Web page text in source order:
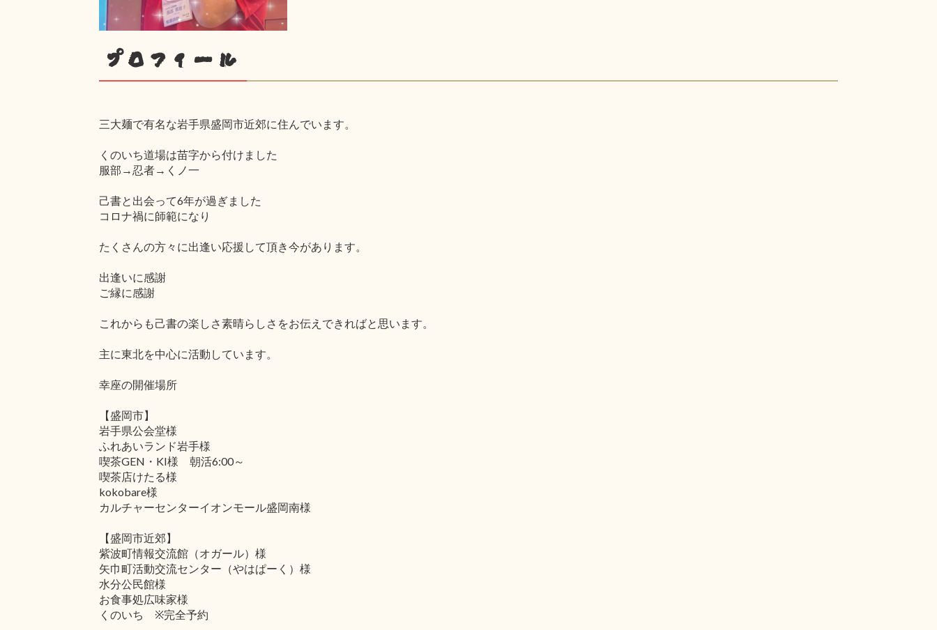
プロフィール
三大麺で有名な岩手県盛岡市近郊に住んでいます。
くのいち道場は苗字から付けました
服部→忍者→くノ一
己書と出会って6年が過ぎました
コロナ禍に師範になり
たくさんの方々に出逢い応援して頂き今があります。
出逢いに感謝
ご縁に感謝
これからも己書の楽しさ素晴らしさをお伝えできればと思います。
主に東北を中心に活動しています。
幸座の開催場所
【盛岡市】
岩手県公会堂様
ふれあいランド岩手様
喫茶GEN・KI様 朝活6:00～
喫茶店けたる様
kokobare様
カルチャーセンターイオンモール盛岡南様
【盛岡市近郊】
紫波町情報交流館（オガール）様
矢巾町活動交流センター（やはぱーく）様
水分公民館様
お食事処広味家様
くのいち ※完全予約